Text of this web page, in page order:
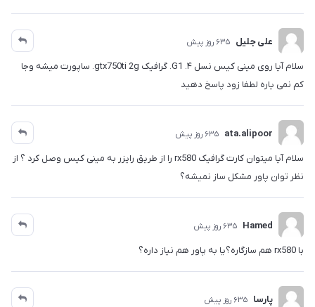
علی جلیل 635 روز پیش
سلام آیا روی مینی کیس نسل ۴. G1. گرافیک gtx750ti 2g. ساپورت میشه وجا
کم نمی یاره لطفا زود پاسخ دهید
ata.alipoor 635 روز پیش
سلام آیا میتوان کارت گرافیک rx580 را از طریق رایزر به مینی کیس وصل کرد ؟ از
نظر توان پاور مشکل ساز نمیشه؟
Hamed 635 روز پیش
با rx580 هم سازگاره؟یا به پاور هم نیاز داره؟
پارسا 635 روز پیش